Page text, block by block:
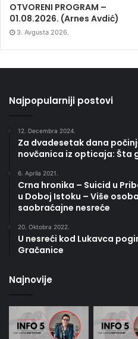
OTVORENI PROGRAM –
01.08.2026. (Arnes Avdić)
3. Avgusta 2026.
Najpopularniji postovi
12. Decembra 2024.
Za dvadesetak dana
novčanica iz opticaja: Šta
6. Aprila 2021.
Crna hronika – Suicid u
u Doboj Istoku – Više
saobraćajne nesreće
20. Oktobra 2022.
U nesreći kod Lukavca
Gračanice
Najnovije